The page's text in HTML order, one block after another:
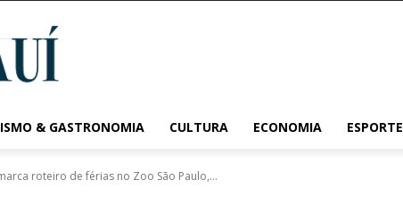
& GASTRONOMIA CULTURA ECONOMIA ESPORTE
roteiro de férias no Zoo São Paulo,...